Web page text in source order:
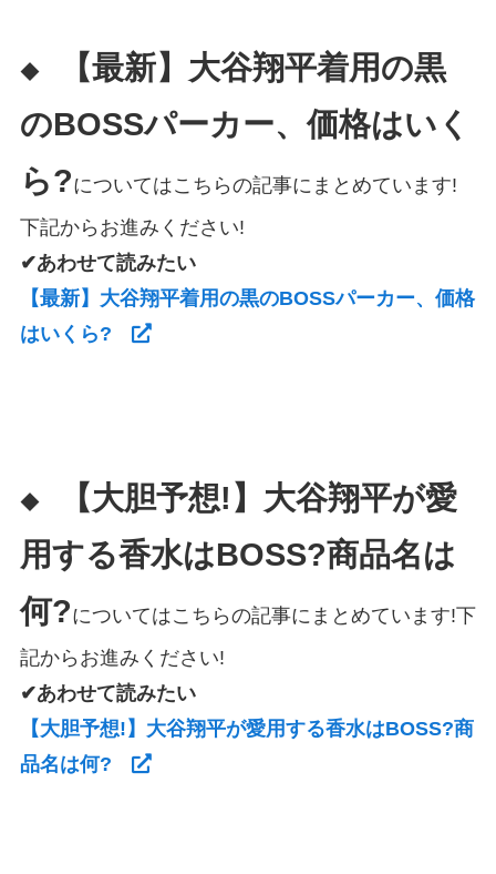
◆
【最新】大谷翔平着用の黒
のBOSSパーカー、価格はいく
ら?についてはこちらの記事にまとめています!
下記からお進みください!
✔あわせて読みたい
【最新】大谷翔平着用の黒のBOSSパーカー、価格
はいくら?
◆
【大胆予想!】大谷翔平が愛
用する香水はBOSS?商品名は
何?についてはこちらの記事にまとめています!下
記からお進みください!
✔あわせて読みたい
【大胆予想!】大谷翔平が愛用する香水はBOSS?商
品名は何?